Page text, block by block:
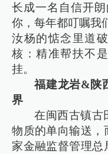
长成一名自信开
你，每年都叮嘱我
汝杨的惦念里道
核：精准帮扶不
挂。
福建龙岩&陕
界
在闽西古镇古
物质的单向输送，
家金融监督管理总